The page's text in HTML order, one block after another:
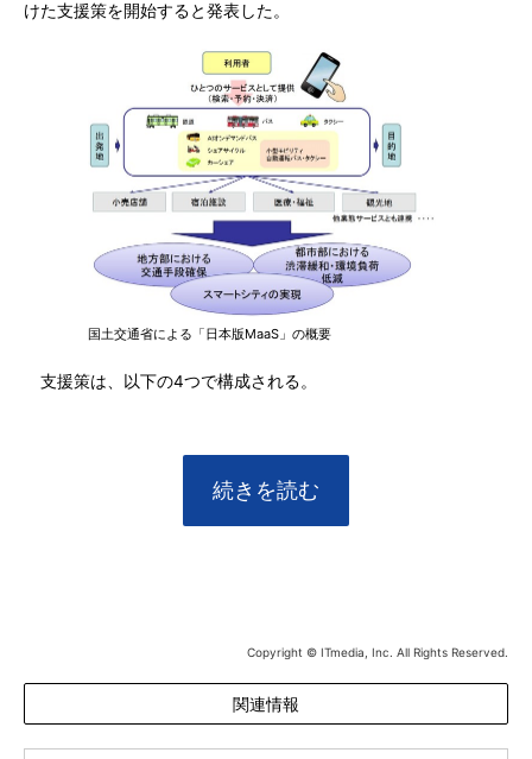
けた支援策を開始すると発表した。
国土交通省による「日本版MaaS」の概要
支援策は、以下の4つで構成される。
続きを読む
Copyright © ITmedia, Inc. All Rights Reserved.
関連情報